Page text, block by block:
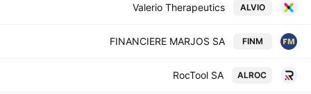
ALVIO
Valerio Therapeutics
FINM
FINANCIERE MARJOS SA
ALROC
RocTool SA